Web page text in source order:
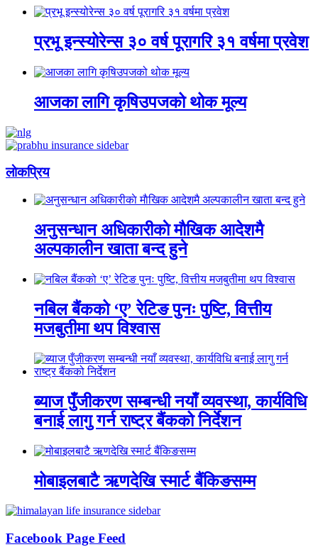
प्रभू इन्स्योरेन्स ३० वर्ष पूरागरि ३१ वर्षमा प्रवेश
आजका लागि कृषिउपजको थोक मूल्य
लाेकप्रिय
अनुसन्धान अधिकारीकाे माैखिक आदेशमै
अल्पकालीन खाता बन्द हुने
नबिल बैंकको ‘ए’ रेटिङ पुनः पुष्टि, वित्तीय
मजबुतीमा थप विश्वास
ब्याज पुँजीकरण सम्बन्धी नयाँ व्यवस्था, कार्यविधि
बनाई लागु गर्न राष्ट्र बैंकको निर्देशन
मोबाइलबाटै ऋणदेखि स्मार्ट बैंकिङसम्म
Facebook Page Feed